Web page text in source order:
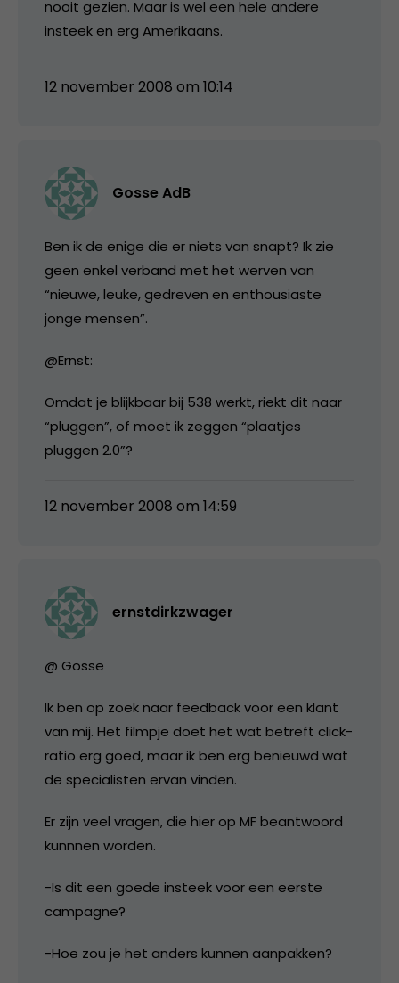
nooit gezien. Maar is wel een hele andere
insteek en erg Amerikaans.
12 november 2008 om 10:14
Gosse AdB
Ben ik de enige die er niets van snapt? Ik zie
geen enkel verband met het werven van
“nieuwe, leuke, gedreven en enthousiaste
jonge mensen”.
@Ernst:
Omdat je blijkbaar bij 538 werkt, riekt dit naar
“pluggen”, of moet ik zeggen “plaatjes
pluggen 2.0”?
12 november 2008 om 14:59
ernstdirkzwager
@ Gosse
Ik ben op zoek naar feedback voor een klant
van mij. Het filmpje doet het wat betreft click-
ratio erg goed, maar ik ben erg benieuwd wat
de specialisten ervan vinden.
Er zijn veel vragen, die hier op MF beantwoord
kunnnen worden.
-Is dit een goede insteek voor een eerste
campagne?
-Hoe zou je het anders kunnen aanpakken?